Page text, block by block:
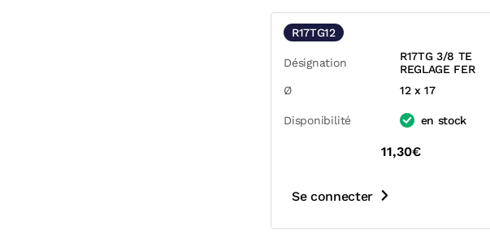
R17TG12
Désignation
R17TG 3/8 TE
REGLAGE FER
Ø
12 x 17
Disponibilité en stock
11,30€
Se connecter